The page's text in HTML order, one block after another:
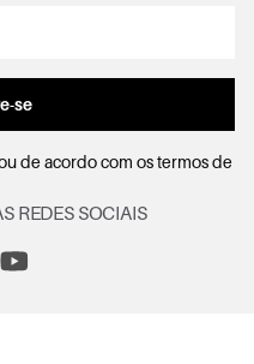
se
de acordo com ostermos de
REDES SOCIAIS